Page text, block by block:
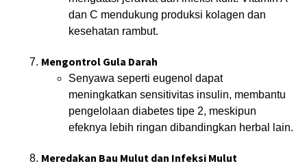
dan C mendukung produksi kolagen dan
kesehatan rambut.
Mengontrol Gula Darah
Senyawa seperti eugenol dapat
meningkatkan sensitivitas insulin, membantu
pengelolaan diabetes tipe 2, meskipun
efeknya lebih ringan dibandingkan herbal lain.
Meredakan Bau Mulut dan Infeksi Mulut